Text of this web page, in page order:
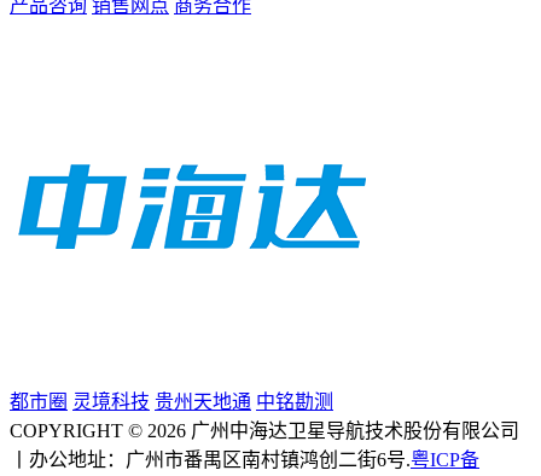
产品咨询 销售网点 商务合作
都市圈 灵境科技 贵州天地通 中铭勘测
COPYRIGHT © 2026 广州中海达卫星导航技术股份有限公司
丨办公地址：广州市番禺区南村镇鸿创二街6号.粤ICP备